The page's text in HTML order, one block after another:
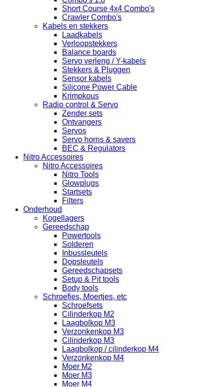
Short Course 4x4 Combo's
Crawler Combo's
Kabels en stekkers
Laadkabels
Verloopstekkers
Balance boards
Servo verleng / Y-kabels
Stekkers & Pluggen
Sensor kabels
Silicone Power Cable
Krimpkous
Radio control & Servo
Zender sets
Ontvangers
Servos
Servo horns & savers
BEC & Regulators
Nitro Accessoires
Nitro Accessoires
Nitro Tools
Glowplugs
Startsets
Filters
Onderhoud
Kogellagers
Gereedschap
Powertools
Solderen
Inbussleutels
Dopsleutels
Gereedschapsets
Setup & Pit tools
Body tools
Schroefjes, Moertjes, etc
Schroefsets
Cilinderkop M2
Laagbolkop M3
Verzonkenkop M3
Cilinderkop M3
Laagbolkop / cilinderkop M4
Verzonkenkop M4
Moer M2
Moer M3
Moer M4